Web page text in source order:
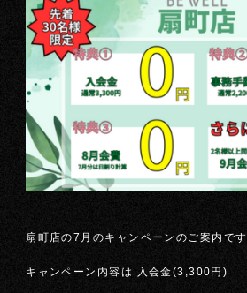
扇町店の7月のキャンペーンのご案内です
キャンペーン内容は 入会金(3,300円)